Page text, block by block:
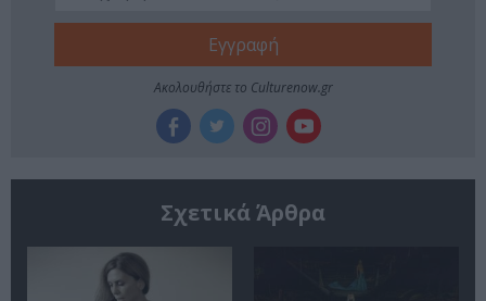
Ακολουθήστε το Culturenow.gr
Σχετικά Άρθρα